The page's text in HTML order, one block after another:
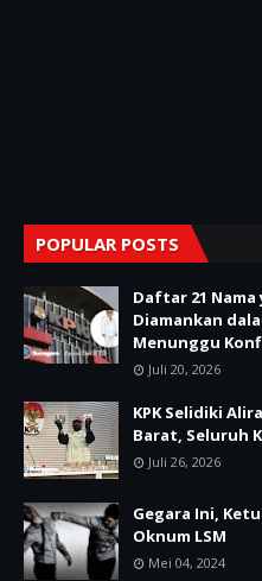
POPULAR POSTS
Daftar 21
Diamankan
Menunggu
Juli 20, 2026
KPK Selidiki
Barat, Seluruh
Juli 26, 2026
Gegara Ini,
Oknum LSM
Mei 04, 2024